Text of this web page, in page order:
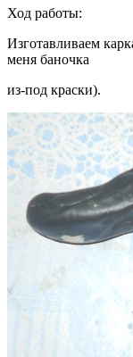
Ход работы:
Изготавливаем
меня баночка
из-под краски).